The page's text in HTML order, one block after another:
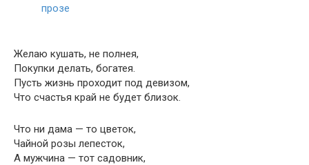
Желаю кушать, не полнея,
Покупки делать, богатея.
Пусть жизнь проходит под девизом,
Что счастья край не будет близок.
Что ни дама — то цветок,
Чайной розы лепесток,
А мужчина — тот садовник,